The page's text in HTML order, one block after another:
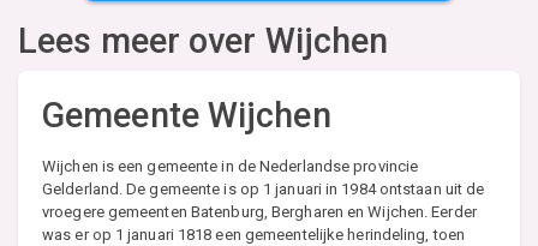
Lees meer over Wijchen
Gemeente Wijchen
Wijchen is een gemeente in de Nederlandse provincie
Gelderland. De gemeente is op 1 januari in 1984 ontstaan uit de
vroegere gemeenten Batenburg, Bergharen en Wijchen. Eerder
was er op 1 januari 1818 een gemeentelijke herindeling, toen